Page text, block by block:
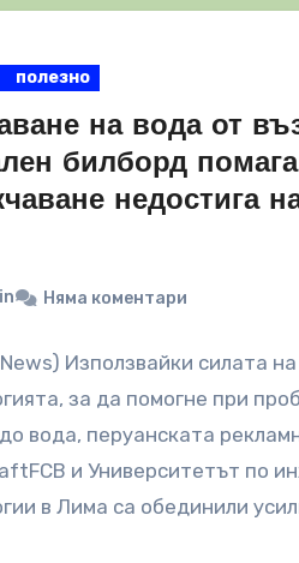
полезно
на вода от
билборд
недостига
Няма коментари
Използвайки силата на
за да помогне при
вода, перуанската
и Университетът по
в Лима са обединили